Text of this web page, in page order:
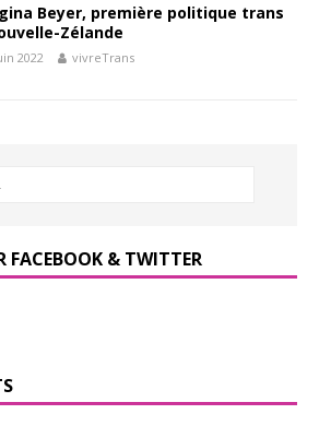
Beyer, première politique trans
Zélande
2022 vivreTrans
FACEBOOK & TWITTER